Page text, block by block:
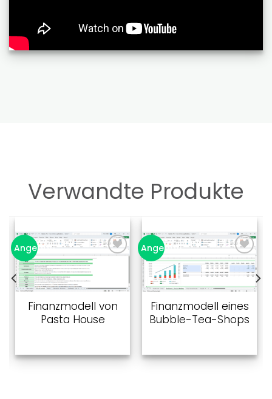
Verwandte Produkte
Angebot!
Favoriten
hinzufügen
Finanzmodell von
Pasta House
Angebot!
Zu
hinzufügen
Finanzmodell eines
Bubble-Tea-Shops